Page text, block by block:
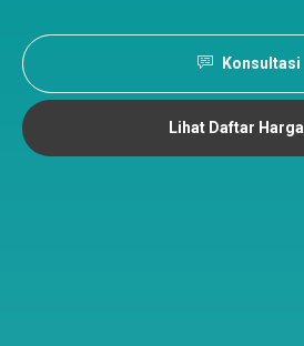
Konsultasi
Lihat Daftar Harga